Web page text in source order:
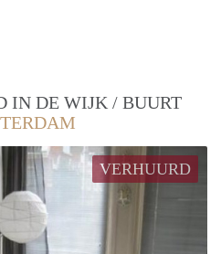
IN DE WIJK / BUURT
VERHUURD